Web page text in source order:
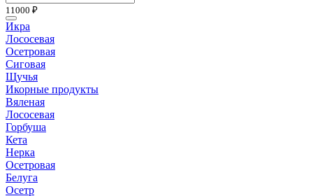
11000 ₽
Икра
Лососевая
Осетровая
Сиговая
Щучья
Икорные продукты
Вяленая
Лососевая
Горбуша
Кета
Нерка
Осетровая
Белуга
Осетр